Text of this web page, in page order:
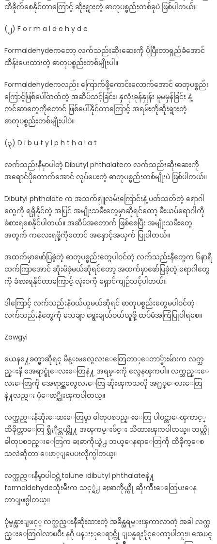
ထိခိုက်စေနိုင်တာကြောင့် ဆိုးရွားတဲ့ ဓာတုပစ္စည်းတစ်ခုပဲ ဖြစ်ပါတယ်။
(၂) F o r m a l d e h y d e
Formaldehydeကတော့ လက်သည်းဆိုးဆေးကို ပိုပြီးတာရှည်ခံအောင်
ထိန်းပေးထားတဲ့ ဓာတုပစ္စည်းတစ်မျိုးပါ။
Formaldehydeကလည်း ကြောက်ဖို့ကောင်းလောက်အောင် ဓာတုပစ္စည်း
ကြောင့်ဖြစ်ပေါ်တတ်တဲ့ အဆိပ်သင့်ခြင်း၊ နှလုံးခုန်နှုန်း မူမမှန်ခြင်း နဲ့
ကင်ဆာတွေကိုတောင် ဖြစ်ပေါ်နိုင်တာကြောင့် အရမ်းကိုဆိုးရွားတဲ့
ဓာတုပစ္စည်းတစ်မျိုးပါပဲ။
(၃) D i b u t y l p h t h a l a t
လက်သည်းနီမှာပါတဲ့ Dibutyl phthalateက လက်သည်းဆိုးဆေးကို
အရောင်ပိုတောက်အောင် လုပ်ပေးတဲ့ ဓာတုပစ္စည်းတစ်မျိုးပဲ ဖြစ်ပါတယ်။
Dibutyl phthalate က အသက်ရုူလမ်းကြောင်းနဲ့ ပတ်သတ်တဲ့ ရောဂါ
တွေကို ရရှိနိုင်တဲ့ အပြင် အမျိုးသမီးတွေမှာဆိုရင်တော့ မီးယပ်ရောဂါကို
ခံစားရစေနိုင်ပါတယ်။ အဆိပ်အတောက် ဖြစ်စေပြီး အမျိုးသမီးတွေ
အတွက် ကလေးရဖို့ကိုတောင် အနှောင့်အယှက် ပြုပါတယ်။
အထက်မှာဖော်ပြခဲ့တဲ့ ဓာတုပစ္စည်းတွေပါဝင်တဲ့ လက်သည်းနီတွေက ၆နာရီ
ထက်ကြာအောင် ဆိုးမိခဲ့မယ်ဆိုရင်တော့ အထက်မှာဖော်ပြခဲ့တဲ့ ရောဂါတွေ
ကို ခံစားရနိုင်တာကြောင့် လုံးဝကို ရှောင်ကျဉ်သင့်ပါတယ်။
ဒါကြောင့် လက်သည်းနီဝယ်ယူမယ်ဆိုရင် ဓာတုပစ္စည်းတွေမပါဝင်တဲ့
လက်သည်းနီတွေကို သေချာ ရွေးချယ်ဝယ်ယူဖို့ ထပ်မံအကြံပြုပါရစေ။
Zawgyi
ယေန႔ေခတ္မွာဆိုရင္ မိန္းမလွေလးေတြေတာ္ေတာ္မ်ားမ်ားက လက္သ
ည္းနီ အေရာင္စုံေလးေတြနဲ႔ အရမ္းကို လွေနၾကပါ။ လက္သည္းေ
လးေတြကို အေရာင္လွလွေလးေတြ ဆိုးၾကသလို အ႐ုပ္ေလးေတြ
နဲ႔လည္း ပုံေဖာ္ဆိုးၾကပါတယ္။
လက္သည္းနီဆိုးေဆးေတြမွာ ဓါတုပစၥည္းေတြ ပါဝင္တာေၾကာင့္
ထိခိုက္တာေတြ ရွိႏိုင္တယ္လို႔ အၾကမ္းဖ်င္း သိထားၾကပါတယ္။ ဘယ္လို
ဓါတုပစၥည္းေတြက ခႏၶာကိုယ္ရဲ႕ ဘယ္ေနရာေတြကို ထိခိုက္ေစ
သလဲဆိုတာ ေဖာ္ျပေပးလိုက္ပါတယ္။
လက္သည္းနီမွာပါဝင္တဲ့tolune ၊dibutyl phthalateနဲ႔
formaldehydeသုံးမ်ိဳးက သင့္ရဲ႕ ခႏၶာကိုယ္ကို ဆိုးက်ိဳးေတြေပးေန
တာျဖစ္ပါတယ္။
ပုံမွန္အားျဖင့္ လက္သည္းနီဆိုးထားတဲ့ အခ်ိန္အရမ္းၾကာလာတဲ့ အခါ လက္သ
ည္းေတြဝါလာၿပီး နဂို ပန္းႏုေရာင္ကို ျပန္မရႏိုင္ေတာ့ပါဘူး။ အေပၚ